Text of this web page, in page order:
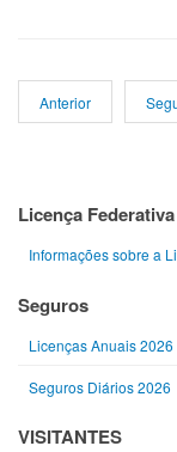
Anterior
Licença Federativa
Informações sobre a
Seguros
Licenças Anuais 2026
Seguros Diários 2026
VISITANTES